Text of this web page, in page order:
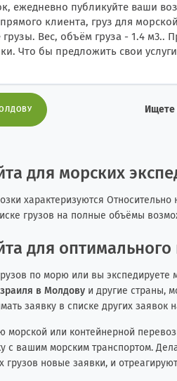
ежедневно публикуйте ваши
клиента, груз для
грузы. Вес, объём груза - 1.4
Что бы предложить свои
Ищете
для морских
характеризуются
грузов на полные объёмы
для оптимального
по морю или вы
в Молдову и другие страны,
заявку в списке других заявок
морской или контейнерной
с вашим морским транспортом.
грузов новые заявки, и